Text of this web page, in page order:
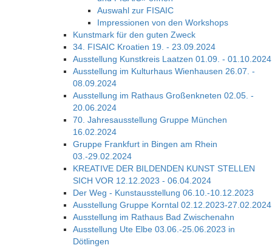
Auswahl zur FISAIC
Impressionen von den Workshops
Kunstmark für den guten Zweck
34. FISAIC Kroatien 19. - 23.09.2024
Ausstellung Kunstkreis Laatzen 01.09. - 01.10.2024
Ausstellung im Kulturhaus Wienhausen 26.07. -
08.09.2024
Ausstellung im Rathaus Großenkneten 02.05. -
20.06.2024
70. Jahresausstellung Gruppe München
16.02.2024
Gruppe Frankfurt in Bingen am Rhein
03.-29.02.2024
KREATIVE DER BILDENDEN KUNST STELLEN
SICH VOR 12.12.2023 - 06.04.2024
Der Weg - Kunstausstellung 06.10.-10.12.2023
Ausstellung Gruppe Korntal 02.12.2023-27.02.2024
Ausstellung im Rathaus Bad Zwischenahn
Ausstellung Ute Elbe 03.06.-25.06.2023 in
Dötlingen